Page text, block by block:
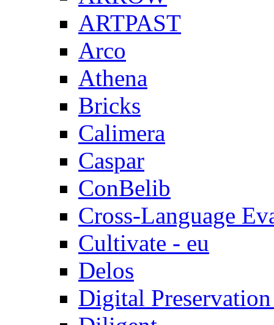
ARTPAST
Arco
Athena
Bricks
Calimera
Caspar
ConBelib
Cross-Language
Cultivate - eu
Delos
Digital